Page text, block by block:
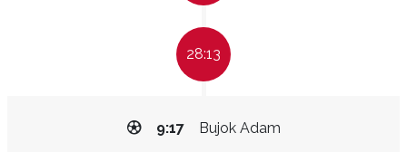
28:13
Bujok Adam
9:17